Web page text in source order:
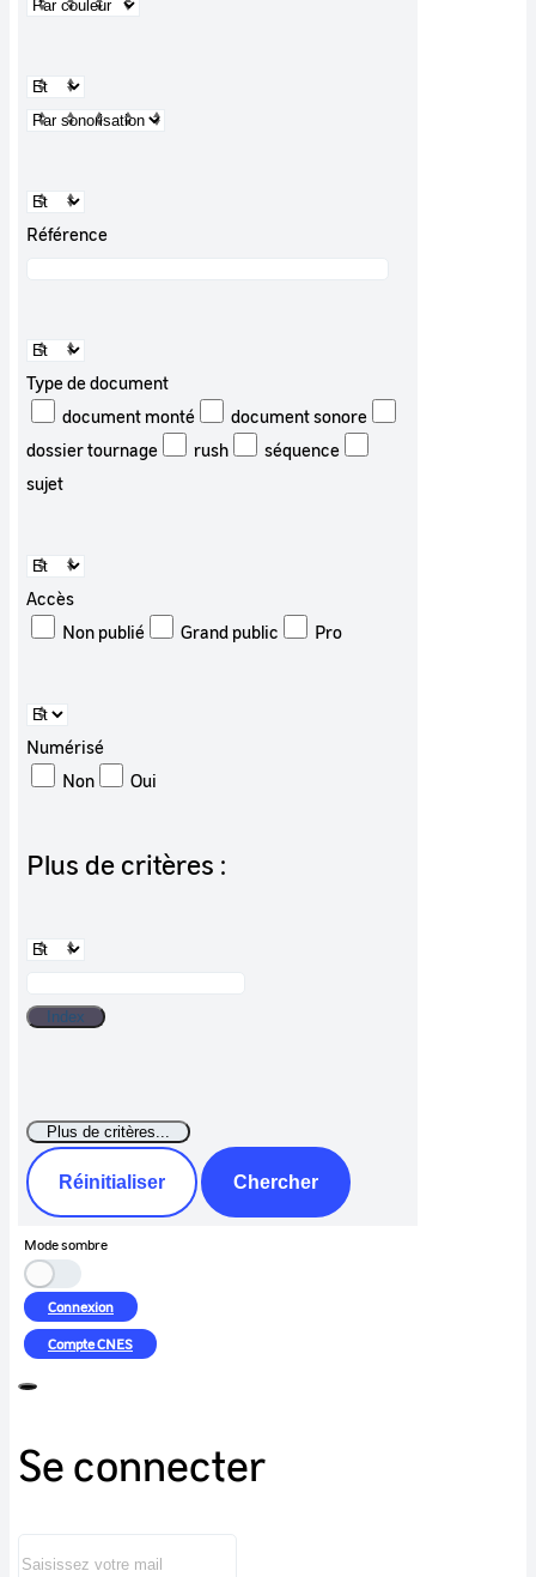
Référence
Type de document
document monté
document sonore
dossier tournage
rush
séquence
sujet
Accès
Non publié
Grand public Pro
Numérisé
Non
Oui
Plus de critères :
Réinitialiser Chercher
Mode sombre
Connexion
CompteCNES
Se connecter